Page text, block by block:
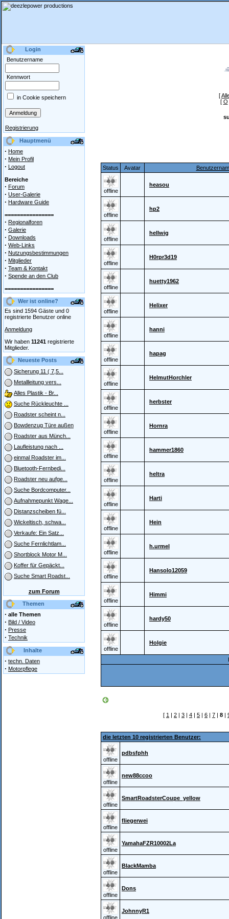
Login
Benutzername
Kennwort
in Cookie speichern
Registrierung
Hauptmenü
· Home
· Mein Profil
· Logout
Bereiche
· Forum
· User-Galerie
· Hardware Guide
================
· Regionalforen
· Galerie
· Downloads
· Web-Links
· Nutzungsbestimmungen
· Mitglieder
· Team & Kontakt
· Spende an den Club
================
Wer ist online?
Es sind 1594 Gäste und 0
registrierte Benutzer online
Anmeldung
Wir haben 11241 registrierte
Mitglieder.
Neueste Posts
Sicherung 11 ( 7,5...
Metallleitung vers...
Alles Plastik - Br...
Suche Rückleuchte ...
Roadster scheint n...
Bowdenzug Türe außen
Roadster aus Münch...
Laufleistung nach ...
einmal Roadster im...
Bluetooth-Fernbedi...
Roadster neu aufge...
Suche Bordcomputer...
Aufnahmepunkt Wage...
Distanzscheiben fü...
Wickeltisch, schwa...
Verkaufe: Ein Satz...
Suche Fernlichtlam...
Shortblock Motor M...
Koffer für Gepäckt...
Suche Smart Roadst...
zum Forum
Themen
· alle Themen
· Bild / Video
· Presse
· Technik
Inhalte
· techn. Daten
· Motorpflege
[
[ O
Status Avatar
offline
heasou
offline
hp2
offline
hellwig
offline
H0rpr3d19
offline
huetty1962
offline
Helixer
offline
hanni
offline
hapag
offline
HelmutHorchler
offline
herbster
offline
Hornra
offline
hammer1860
offline
heltra
offline
Harti
offline
Hein
offline
h.urmel
offline
Hansolo12059
offline
Himmi
offline
hardy50
offline
Holgie
[ 1 | 2 | 3 | 4 | 5 | 6 | 7 | 8 |
die letzten 10 registrierten Benutzer:
offline
pdbsfphh
offline
new88ccoo
offline
SmartRoadsterCoupe_yellow
offline
fliegerwei
offline
YamahaFZR10002La
offline
BlackMamba
offline
Dons
offline
JohnnyR1